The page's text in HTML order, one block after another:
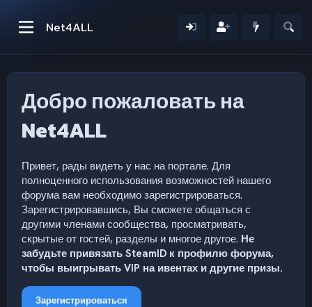
Net4ALL
Добро пожаловать на
Net4ALL
Привет, рады видеть у нас на портале. Для
полноценного использования возможностей нашего
форума вам необходимо зарегистрироваться.
Зарегистрировавшись, Вы сможете общаться с
другими членами сообщества, просматривать,
скрытые от гостей, разделы и многое другое. Не
забудьте привязать SteamID к профилю форума,
чтобы выигрывать VIP на ивентах и другие призы.
Зарегистрироваться